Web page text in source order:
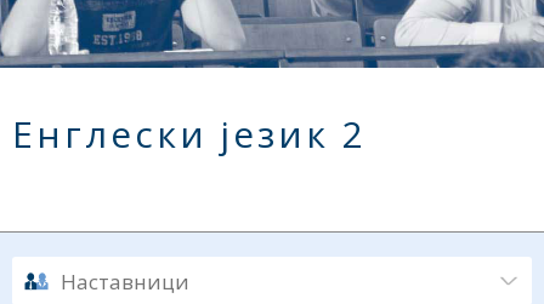
Енглески језик 2
Наставници